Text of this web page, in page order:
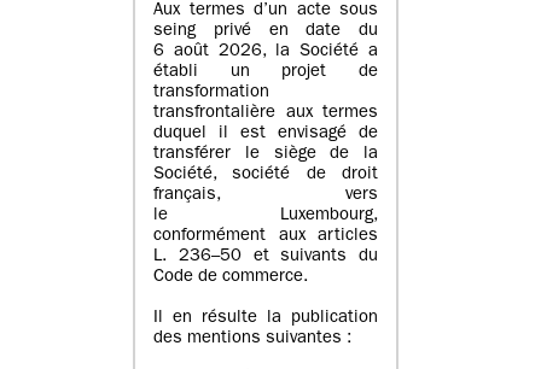
Aux termes d’un acte sous
seing privé en date du
6 août 2026, la Société a
établi un projet de
transformation
transfrontalière aux termes
duquel il est envisagé de
transférer le siège de la
Société, société de droit
français, vers
le Luxembourg,
conformément aux articles
L. 236–50 et suivants du
Code de commerce.
Il en résulte la publication
des mentions suivantes :